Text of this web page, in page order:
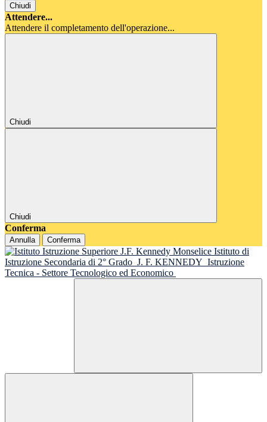
Chiudi
Attendere...
Attendere il completamento dell'operazione...
Chiudi
Chiudi
Conferma
Annulla Conferma
Istituto di
Istruzione Secondaria di 2° Grado J. F. KENNEDY Istruzione
Tecnica - Settore Tecnologico ed Economico